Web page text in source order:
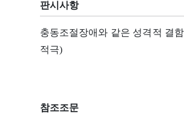
판시사항
충동조절장애와 같은 성격적 결
적극)
참조조문